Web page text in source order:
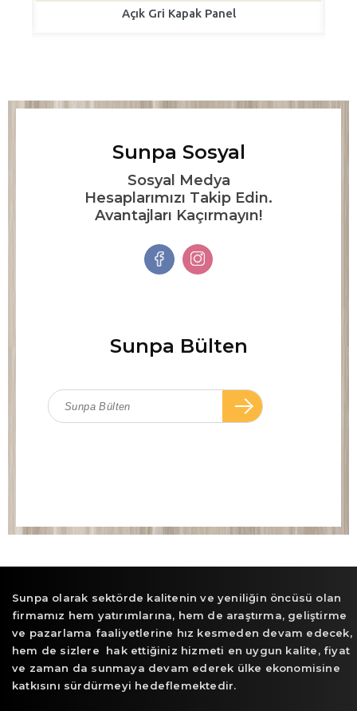
Açık Gri Kapak Panel
Sunpa Sosyal
Sosyal Medya
Hesaplarımızı Takip Edin.
Avantajları Kaçırmayın!
Sunpa Bülten
Sunpa olarak sektörde kalitenin ve yeniliğin öncüsü olan
firmamız hem yatırımlarına, hem de araştırma, geliştirme
ve pazarlama faaliyetlerine hız kesmeden devam edecek,
hem de sizlere hak ettiğiniz hizmeti en uygun kalite, fiyat
ve zaman da sunmaya devam ederek ülke ekonomisine
katkısını sürdürmeyi hedeflemektedir.